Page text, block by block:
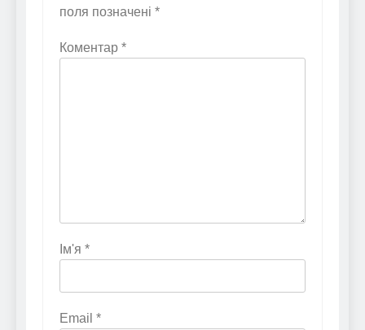
поля позначені *
Коментар *
Ім'я *
Email *